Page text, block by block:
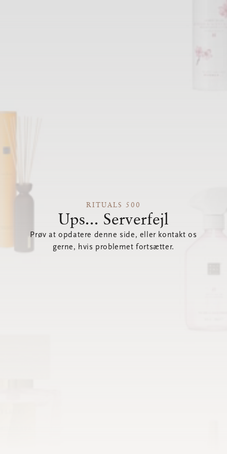
RITUALS 500
Ups... Serverfejl
Prøv at opdatere denne side, eller kontakt os
gerne, hvis problemet fortsætter.